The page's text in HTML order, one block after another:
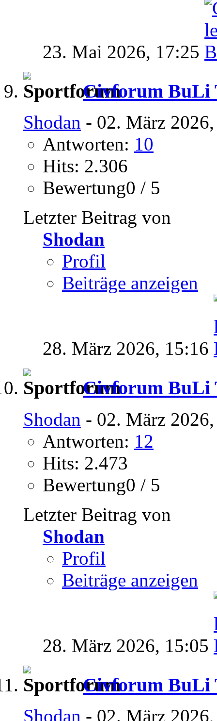
23. Mai 2026, 17:25
Civforum BuLi
Shodan - 02. März
Antworten: 10
Hits: 2.306
Bewertung0 / 5
Letzter Beitrag von
Shodan
Profil
Beiträge anzeigen
28. März 2026, 15:16
Civforum BuLi
Shodan - 02. März
Antworten: 12
Hits: 2.473
Bewertung0 / 5
Letzter Beitrag von
Shodan
Profil
Beiträge anzeigen
28. März 2026, 15:05
Civforum BuLi
Shodan - 02. März